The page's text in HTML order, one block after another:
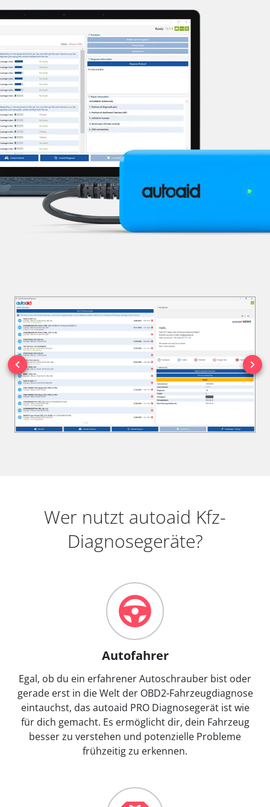
Wer nutzt autoaid Kfz-
Diagnosegeräte?
Autofahrer
Egal, ob du ein erfahrener Autoschrauber bist oder
gerade erst in die Welt der OBD2-Fahrzeugdiagnose
eintauchst, das autoaid PRO Diagnosegerät ist wie
für dich gemacht. Es ermöglicht dir, dein Fahrzeug
besser zu verstehen und potenzielle Probleme
frühzeitig zu erkennen.